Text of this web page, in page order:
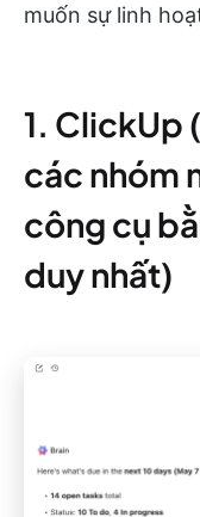
muốn sự linh
1. ClickUp
các nhóm
công cụ
duy nhất)